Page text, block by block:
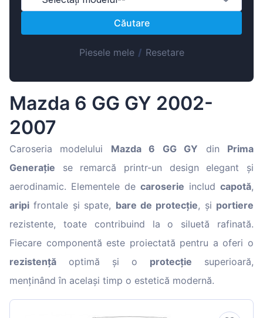
Lietuvių
Slovenian
Latvian
Căutare
Piesele mele/ Resetare
Mazda 6 GG GY 2002-
2007
Caroseria modelului Mazda 6 GG GY din Prima
Generație se remarcă printr-un design elegant și
aerodinamic. Elementele de caroserie includ capotă,
aripi frontale și spate, bare de protecție, și portiere
rezistente, toate contribuind la o siluetă rafinată.
Fiecare componentă este proiectată pentru a oferi o
rezistență optimă și o protecție superioară,
menținând în același timp o estetică modernă.